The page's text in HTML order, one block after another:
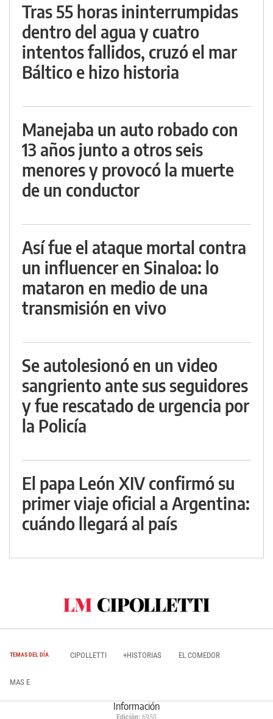
Tras 55 horas ininterrumpidas
dentro del agua y cuatro
intentos fallidos, cruzó el mar
Báltico e hizo historia
Manejaba un auto robado con
13 años junto a otros seis
menores y provocó la muerte
de un conductor
Así fue el ataque mortal contra
un influencer en Sinaloa: lo
mataron en medio de una
transmisión en vivo
Se autolesionó en un video
sangriento ante sus seguidores
y fue rescatado de urgencia por
la Policía
El papa León XIV confirmó su
primer viaje oficial a Argentina:
cuándo llegará al país
TEMAS DEL DÍA CIPOLLETTI +HISTORIAS EL COMEDOR
MAS E
Información
Edición: 6950